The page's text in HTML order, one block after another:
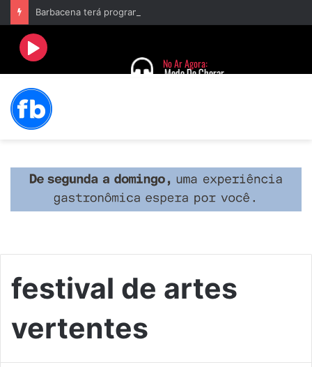
festival de artes
vertentes